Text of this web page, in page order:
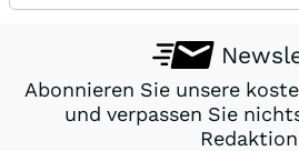
Abonnieren Sie unsere
und verpassen Sie
Redaktion